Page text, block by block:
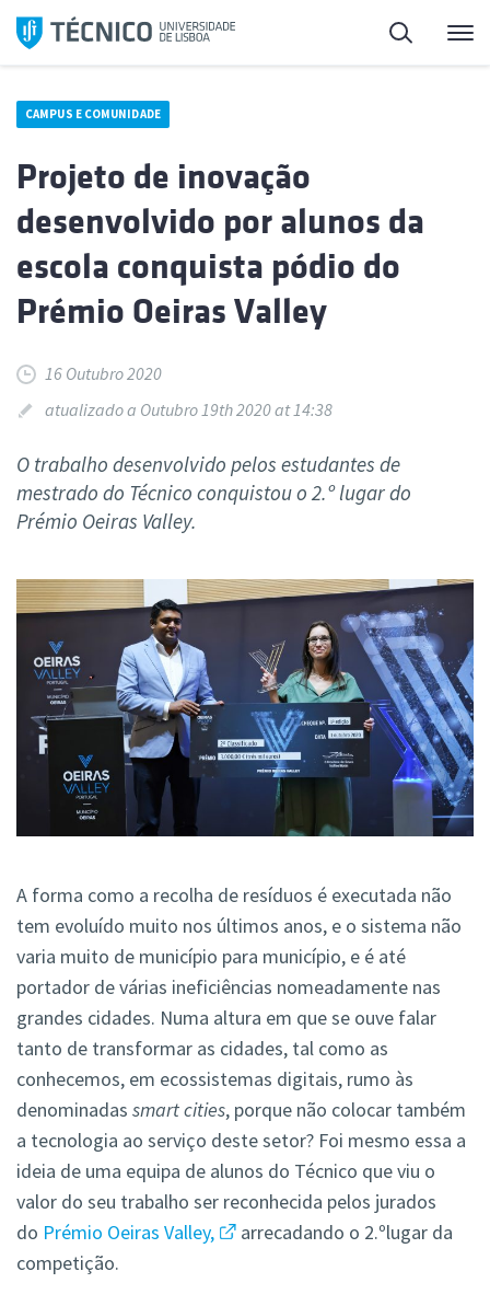
Saltar
para
Pesquisa
CAMPUS E COMUNIDADE
Projeto de inovação
desenvolvido por alunos da
escola conquista pódio do
Prémio Oeiras Valley
16 Outubro 2020
atualizado a Outubro 19th 2020 at 14:38
O trabalho desenvolvido pelos estudantes de
mestrado do Técnico conquistou o 2.º lugar do
Prémio Oeiras Valley.
A forma como a recolha de resíduos é executada não
tem evoluído muito nos últimos anos, e o sistema não
varia muito de município para município, e é até
portador de várias ineficiências nomeadamente nas
grandes cidades. Numa altura em que se ouve falar
tanto de transformar as cidades, tal como as
conhecemos, em ecossistemas digitais, rumo às
denominadas smart cities, porque não colocar também
a tecnologia ao serviço deste setor? Foi mesmo essa a
ideia de uma equipa de alunos do Técnico que viu o
valor do seu trabalho ser reconhecida pelos jurados
do Prémio Oeiras Valley,
arrecadando o 2.ºlugar da
competição.